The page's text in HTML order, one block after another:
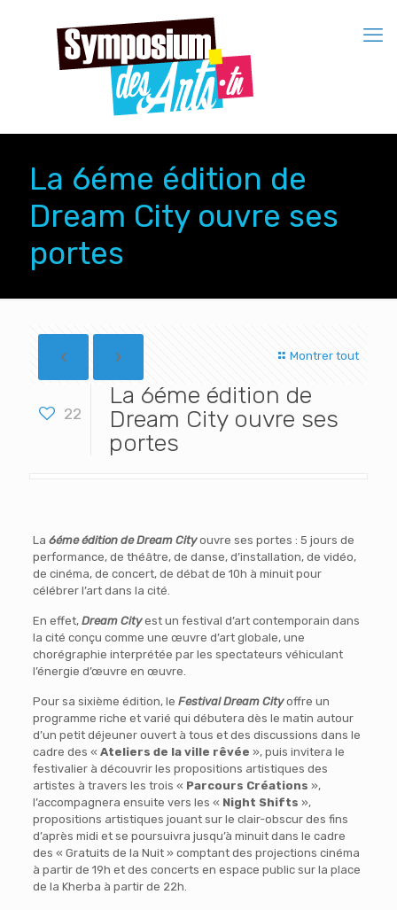
La 6éme édition de
Dream City ouvre ses
portes
Montrer tout
22
La 6éme édition de
Dream City ouvre ses
portes
La 6éme édition de Dream City ouvre ses portes : 5 jours de
performance, de théâtre, de danse, d’installation, de vidéo,
de cinéma, de concert, de débat de 10h à minuit pour
célébrer l’art dans la cité.
En effet, Dream City est un festival d’art contemporain dans
la cité conçu comme une œuvre d’art globale, une
chorégraphie interprétée par les spectateurs véhiculant
l’énergie d’œuvre en œuvre.
Pour sa sixième édition, le Festival Dream Cityoffre un
programme riche et varié qui débutera dès le matin autour
d’un petit déjeuner ouvert à tous et des discussions dans le
cadre des « Ateliers de la ville rêvée », puis invitera le
festivalier à découvrir les propositions artistiques des
artistes à travers les trois « Parcours Créations »,
l’accompagnera ensuite vers les « Night Shifts »,
propositions artistiques jouant sur le clair-obscur des fins
d’après midi et se poursuivra jusqu’à minuit dans le cadre
des « Gratuits de la Nuit » comptant des projections cinéma
à partir de 19h et des concerts en espace public sur la place
de la Kherba à partir de 22h.